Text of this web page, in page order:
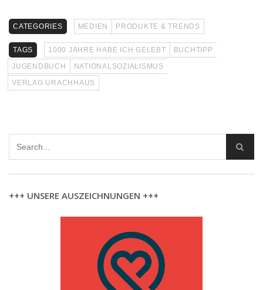
CATEGORIES MEDIEN PRODUKTE & TRENDS
TAGS 1000 JAHRE HABE ICH GELEBT
BUCHTIPP
JUGENDBUCH
NATIONALSOZIALISMUS
VERLAG URACHHAUS
+++ UNSERE AUSZEICHNUNGEN +++